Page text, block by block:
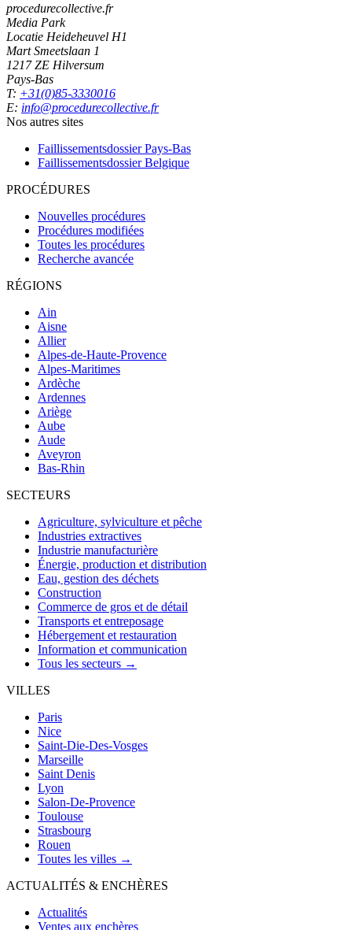
procedurecollective.fr
Media Park
Locatie Heideheuvel H1
Mart Smeetslaan 1
1217 ZE Hilversum
Pays-Bas
T: +31(0)85-3330016
E: info@procedurecollective.fr
Nos autres sites
Faillissementsdossier Pays-Bas
Faillissementsdossier Belgique
PROCÉDURES
Nouvelles procédures
Procédures modifiées
Toutes les procédures
Recherche avancée
RÉGIONS
Ain
Aisne
Allier
Alpes-de-Haute-Provence
Alpes-Maritimes
Ardèche
Ardennes
Ariège
Aube
Aude
Aveyron
Bas-Rhin
SECTEURS
Agriculture, sylviculture et pêche
Industries extractives
Industrie manufacturière
Énergie, production et distribution
Eau, gestion des déchets
Construction
Commerce de gros et de détail
Transports et entreposage
Hébergement et restauration
Information et communication
Tous les secteurs →
VILLES
Paris
Nice
Saint-Die-Des-Vosges
Marseille
Saint Denis
Lyon
Salon-De-Provence
Toulouse
Strasbourg
Rouen
Toutes les villes →
ACTUALITÉS & ENCHÈRES
Actualités
Ventes aux enchères